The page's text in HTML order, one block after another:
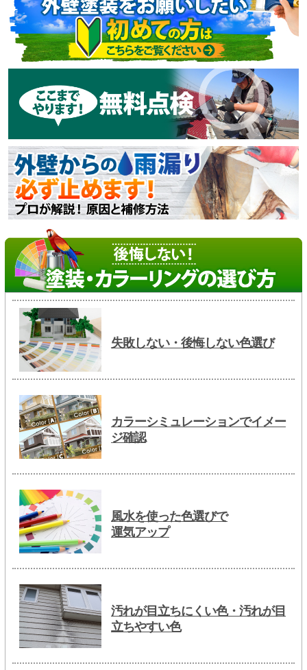
失敗しない・後悔しない色選び
カラーシミュレーションでイメー
ジ確認
風水を使った色選びで
運気アップ
汚れが目立ちにくい色・汚れが目
立ちやすい色